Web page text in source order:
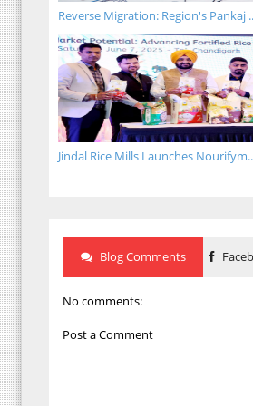
Reverse Migration: Region's Pankaj
Jindal Rice Mills Launches
Blog Comments
No comments:
Post a Comment